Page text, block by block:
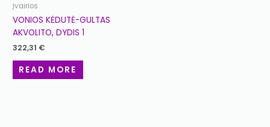
Įvairios
VONIOS KĖDUTĖ-GULTAS
AKVOLITO, DYDIS 1
322,31 €
READ MORE